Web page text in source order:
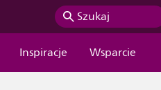
Szukaj
Inspiracje Wsparcie